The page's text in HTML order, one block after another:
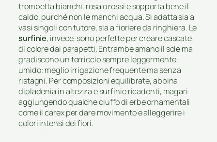
trombetta bianchi, rosa o rossi e sopporta bene il
caldo, purché non le manchi acqua. Si adatta sia a
vasi singoli con tutore, sia a fioriere da ringhiera. Le
surfinie, invece, sono perfette per creare cascate
di colore dai parapetti. Entrambe amano il sole ma
gradiscono un terriccio sempre leggermente
umido: meglio irrigazione frequente ma senza
ristagni. Per composizioni equilibrate, abbina
dipladenia in altezza e surfinie ricadenti, magari
aggiungendo qualche ciuffo di erbe ornamentali
come il carex per dare movimento e alleggerire i
colori intensi dei fiori.